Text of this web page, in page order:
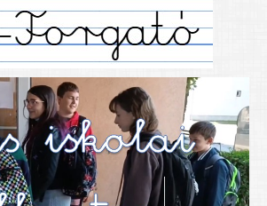
Classroom - útmutató diákoknak